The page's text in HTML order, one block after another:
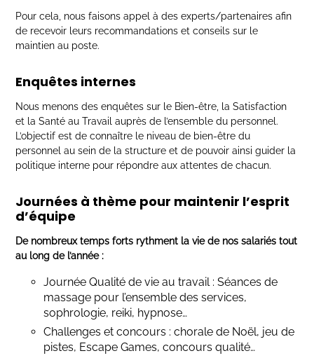
Pour cela, nous faisons appel à des experts/partenaires afin
de recevoir leurs recommandations et conseils sur le
maintien au poste.
Enquêtes internes
Nous menons des enquêtes sur le Bien-être, la Satisfaction
et la Santé au Travail auprès de l’ensemble du personnel.
L’objectif est de connaître le niveau de bien-être du
personnel au sein de la structure et de pouvoir ainsi guider la
politique interne pour répondre aux attentes de chacun.
Journées à thème pour maintenir l’esprit
d’équipe
De nombreux temps forts rythment la vie de nos salariés tout
au long de l’année :
Journée Qualité de vie au travail : Séances de
massage pour l’ensemble des services,
sophrologie, reiki, hypnose…
Challenges et concours : chorale de Noël, jeu de
pistes, Escape Games, concours qualité…